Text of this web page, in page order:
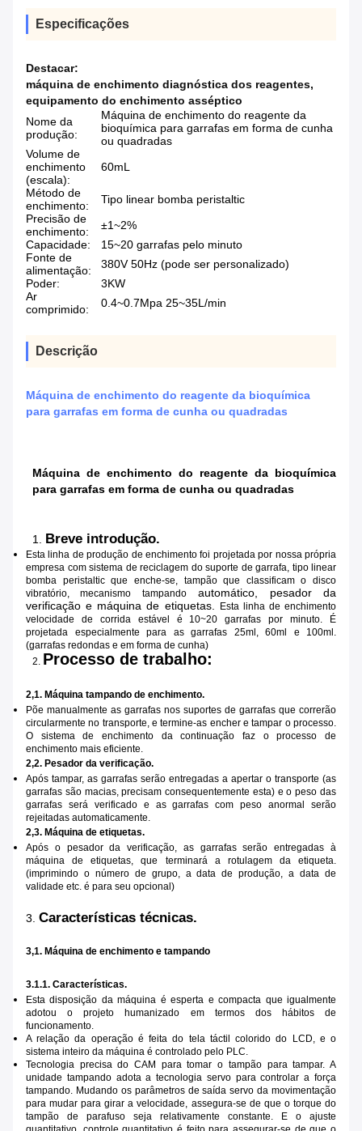
Especificações
Destacar:
máquina de enchimento diagnóstica dos reagentes,
equipamento do enchimento asséptico
Nome da
produção:
Máquina de enchimento do reagente da
bioquímica para garrafas em forma de cunha
ou quadradas
Volume de
enchimento
(escala):
60mL
Método de
enchimento:
Tipo linear bomba peristaltic
Precisão de
enchimento:
±1~2%
Capacidade:
15~20 garrafas pelo minuto
Fonte de
alimentação:
380V 50Hz (pode ser personalizado)
Poder:
3KW
Ar
comprimido:
0.4~0.7Mpa 25~35L/min
Descrição
Máquina de enchimento do reagente da bioquímica
para garrafas em forma de cunha ou quadradas
Máquina de enchimento do reagente da bioquímica
para garrafas em forma de cunha ou quadradas
1. Breve introdução.
Esta linha de produção de enchimento foi projetada por nossa própria
empresa com sistema de reciclagem do suporte de garrafa, tipo linear
bomba peristaltic que enche-se, tampão que classificam o disco
vibratório, mecanismo tampandoautomático, pesador da
verificação e máquina de etiquetas.
Esta linha de enchimento
velocidade de corrida estável é 10~20 garrafas por minuto. É
projetada especialmente para as garrafas 25ml, 60ml e 100ml.
(garrafas redondas e em forma de cunha)
2. Processo de trabalho:
2,1. Máquina tampando de enchimento.
Põe manualmente as garrafas nos suportes de garrafas que correrão
circularmente no transporte, e termine-as encher e tampar o processo.
O sistema de enchimento da continuação faz o processo de
enchimento mais eficiente.
2,2. Pesador da verificação.
Após tampar, as garrafas serão entregadas a apertar o transporte (as
garrafas são macias, precisam consequentemente esta) e o peso das
garrafas será verificado e as garrafas com peso anormal serão
rejeitadas automaticamente.
2,3. Máquina de etiquetas.
Após o pesador da verificação, as garrafas serão entregadas à
máquina de etiquetas, que terminará a rotulagem da etiqueta.
(imprimindo o número de grupo, a data de produção, a data de
validade etc. é para seu opcional)
3. Características técnicas.
3,1. Máquina de enchimento e tampando
3.1.1. Características.
Esta disposição da máquina é esperta e compacta que igualmente
adotou o projeto humanizado em termos dos hábitos de
funcionamento.
A relação da operação é feita do tela táctil colorido do LCD, e o
sistema inteiro da máquina é controlado pelo PLC.
Tecnologia precisa do CAM para tomar o tampão para tampar. A
unidade tampando adota a tecnologia servo para controlar a força
tampando. Mudando os parâmetros de saída servo da movimentação
para mudar para girar a velocidade, assegura-se de que o torque do
tampão de parafuso seja relativamente constante. E o ajuste